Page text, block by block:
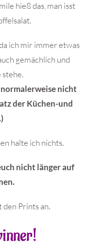
hieß das, man isst
ich mir immer etwas
gemächlich und
stehe.
nicht
der Küchen-und
halte ich nichts.
nicht länger auf
Prints an.